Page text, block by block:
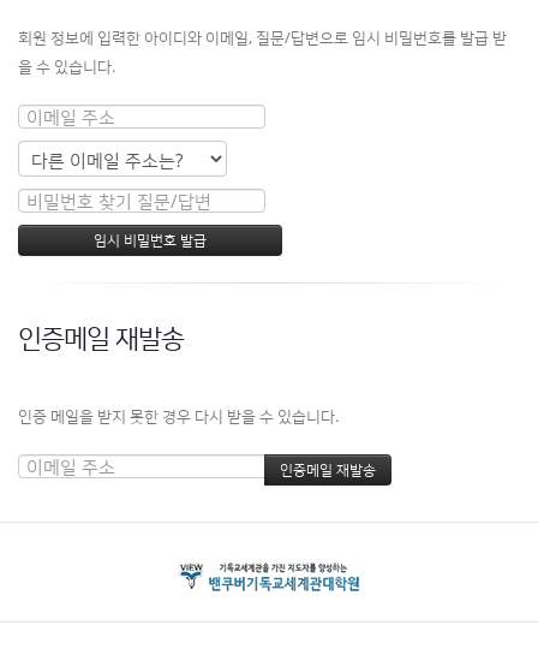
회원 정보에 입력한 아이디와 이메일, 질문/답변으로 임시 비밀번호를 발급 받
을 수 있습니다.
인증메일 재발송
인증 메일을 받지 못한 경우 다시 받을 수 있습니다.